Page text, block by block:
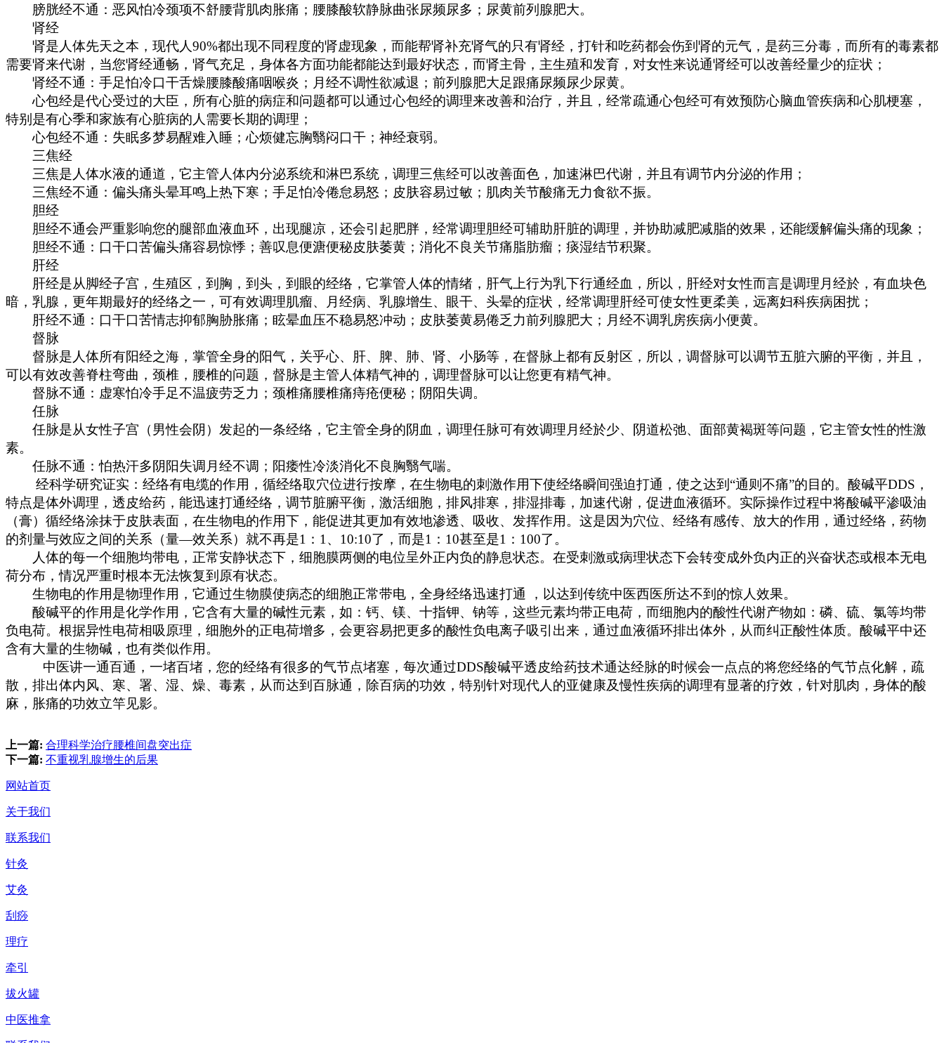
膀胱经不通：恶风怕冷颈项不舒腰背肌肉胀痛；腰膝酸软静脉曲张尿频尿多；尿黄前列腺肥大。
肾经
肾是人体先天之本，现代人90%都出现不同程度的肾虚现象，而能帮肾补充肾气的只有肾经，打针和吃药都会伤到肾的元气，是药三分毒，而所有的毒素都
需要肾来代谢，当您肾经通畅，肾气充足，身体各方面功能都能达到最好状态，而肾主骨，主生殖和发育，对女性来说通肾经可以改善经量少的症状；
肾经不通：手足怕冷口干舌燥腰膝酸痛咽喉炎；月经不调性欲减退；前列腺肥大足跟痛尿频尿少尿黄。
心包经是代心受过的大臣，所有心脏的病症和问题都可以通过心包经的调理来改善和治疗，并且，经常疏通心包经可有效预防心脑血管疾病和心肌梗塞，
特别是有心季和家族有心脏病的人需要长期的调理；
心包经不通：失眠多梦易醒难入睡；心烦健忘胸翳闷口干；神经衰弱。
三焦经
三焦是人体水液的通道，它主管人体内分泌系统和淋巴系统，调理三焦经可以改善面色，加速淋巴代谢，并且有调节内分泌的作用；
三焦经不通：偏头痛头晕耳鸣上热下寒；手足怕冷倦怠易怒；皮肤容易过敏；肌肉关节酸痛无力食欲不振。
胆经
胆经不通会严重影响您的腿部血液血环，出现腿凉，还会引起肥胖，经常调理胆经可辅助肝脏的调理，并协助减肥减脂的效果，还能缓解偏头痛的现象；
胆经不通：口干口苦偏头痛容易惊悸；善叹息便溏便秘皮肤萎黄；消化不良关节痛脂肪瘤；痰湿结节积聚。
肝经
肝经是从脚经子宫，生殖区，到胸，到头，到眼的经络，它掌管人体的情绪，肝气上行为乳下行通经血，所以，肝经对女性而言是调理月经於，有血块色
暗，乳腺，更年期最好的经络之一，可有效调理肌瘤、月经病、乳腺增生、眼干、头晕的症状，经常调理肝经可使女性更柔美，远离妇科疾病困扰；
肝经不通：口干口苦情志抑郁胸胁胀痛；眩晕血压不稳易怒冲动；皮肤萎黄易倦乏力前列腺肥大；月经不调乳房疾病小便黄。
督脉
督脉是人体所有阳经之海，掌管全身的阳气，关乎心、肝、脾、肺、肾、小肠等，在督脉上都有反射区，所以，调督脉可以调节五脏六腑的平衡，并且，
可以有效改善脊柱弯曲，颈椎，腰椎的问题，督脉是主管人体精气神的，调理督脉可以让您更有精气神。
督脉不通：虚寒怕冷手足不温疲劳乏力；颈椎痛腰椎痛痔疮便秘；阴阳失调。
任脉
任脉是从女性子宫（男性会阴）发起的一条经络，它主管全身的阴血，调理任脉可有效调理月经於少、阴道松弛、面部黄褐斑等问题，它主管女性的性激
素。
任脉不通：怕热汗多阴阳失调月经不调；阳痿性冷淡消化不良胸翳气喘。
经科学研究证实：经络有电缆的作用，循经络取穴位进行按摩，在生物电的刺激作用下使经络瞬间强迫打通，使之达到“通则不痛”的目的。酸碱平DDS，
特点是体外调理，透皮给药，能迅速打通经络，调节脏腑平衡，激活细胞，排风排寒，排湿排毒，加速代谢，促进血液循环。实际操作过程中将酸碱平渗吸油
（膏）循经络涂抹于皮肤表面，在生物电的作用下，能促进其更加有效地渗透、吸收、发挥作用。这是因为穴位、经络有感传、放大的作用，通过经络，药物
的剂量与效应之间的关系（量—效关系）就不再是1：1、10:10了，而是1：10甚至是1：100了。
人体的每一个细胞均带电，正常安静状态下，细胞膜两侧的电位呈外正内负的静息状态。在受刺激或病理状态下会转变成外负内正的兴奋状态或根本无电
荷分布，情况严重时根本无法恢复到原有状态。
生物电的作用是物理作用，它通过生物膜使病态的细胞正常带电，全身经络迅速打通 ，以达到传统中医西医所达不到的惊人效果。
酸碱平的作用是化学作用，它含有大量的碱性元素，如：钙、镁、十指钾、钠等，这些元素均带正电荷，而细胞内的酸性代谢产物如：磷、硫、氯等均带
负电荷。根据异性电荷相吸原理，细胞外的正电荷增多，会更容易把更多的酸性负电离子吸引出来，通过血液循环排出体外，从而纠正酸性体质。酸碱平中还
含有大量的生物碱，也有类似作用。
中医讲一通百通，一堵百堵，您的经络有很多的气节点堵塞，每次通过DDS酸碱平透皮给药技术通达经脉的时候会一点点的将您经络的气节点化解，疏
散，排出体内风、寒、署、湿、燥、毒素，从而达到百脉通，除百病的功效，特别针对现代人的亚健康及慢性疾病的调理有显著的疗效，针对肌肉，身体的酸
麻，胀痛的功效立竿见影。
上一篇: 合理科学治疗腰椎间盘突出症
下一篇: 不重视乳腺增生的后果
网站首页
关于我们
联系我们
针灸
艾灸
刮痧
理疗
牵引
拔火罐
中医推拿